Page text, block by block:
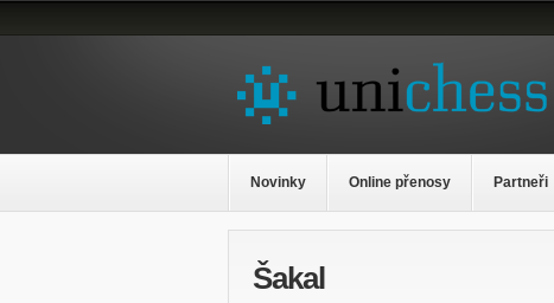
Novinky Online přenosy Partneři
Šakal